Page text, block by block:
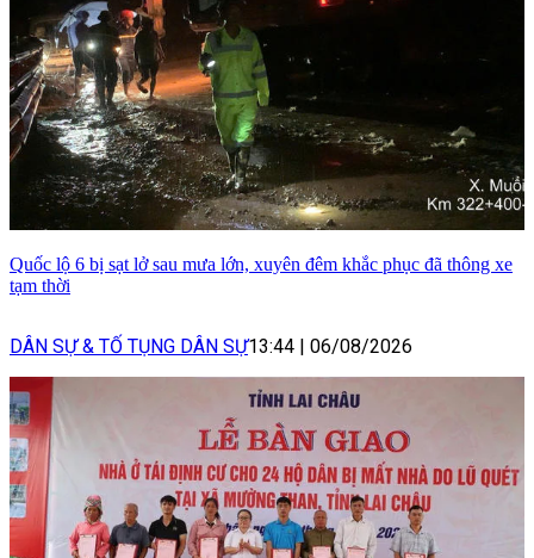
Quốc lộ 6 bị sạt lở sau mưa lớn, xuyên đêm khắc phục đã thông xe
tạm thời
DÂN SỰ & TỐ TỤNG DÂN SỰ13:44 06/08/2026